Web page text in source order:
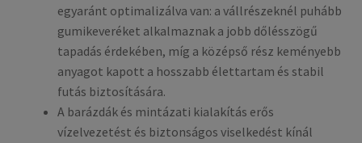
egyaránt optimalizálva van: a vállrészeknél puhább
gumikeveréket alkalmaznak a jobb dőlésszögű
tapadás érdekében, míg a középső rész keményebb
anyagot kapott a hosszabb élettartam és stabil
futás biztosítására.
A barázdák és mintázati kialakítás erős
vízelvezetést és biztonságos viselkedést kínál